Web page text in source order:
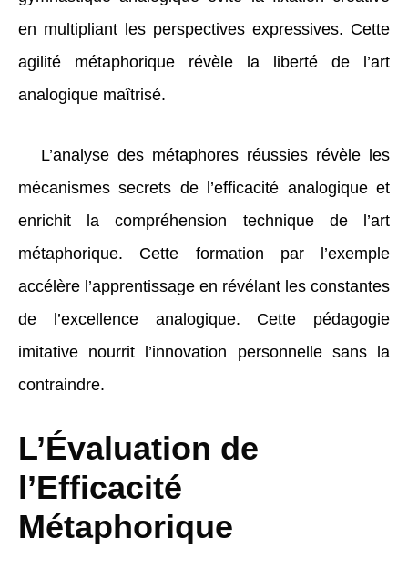
en multipliant les perspectives expressives. Cette
agilité métaphorique révèle la liberté de l’art
analogique maîtrisé.
L’analyse des métaphores réussies révèle les
mécanismes secrets de l’efficacité analogique et
enrichit la compréhension technique de l’art
métaphorique. Cette formation par l’exemple
accélère l’apprentissage en révélant les constantes
de l’excellence analogique. Cette pédagogie
imitative nourrit l’innovation personnelle sans la
contraindre.
L’Évaluation de
l’Efficacité
Métaphorique